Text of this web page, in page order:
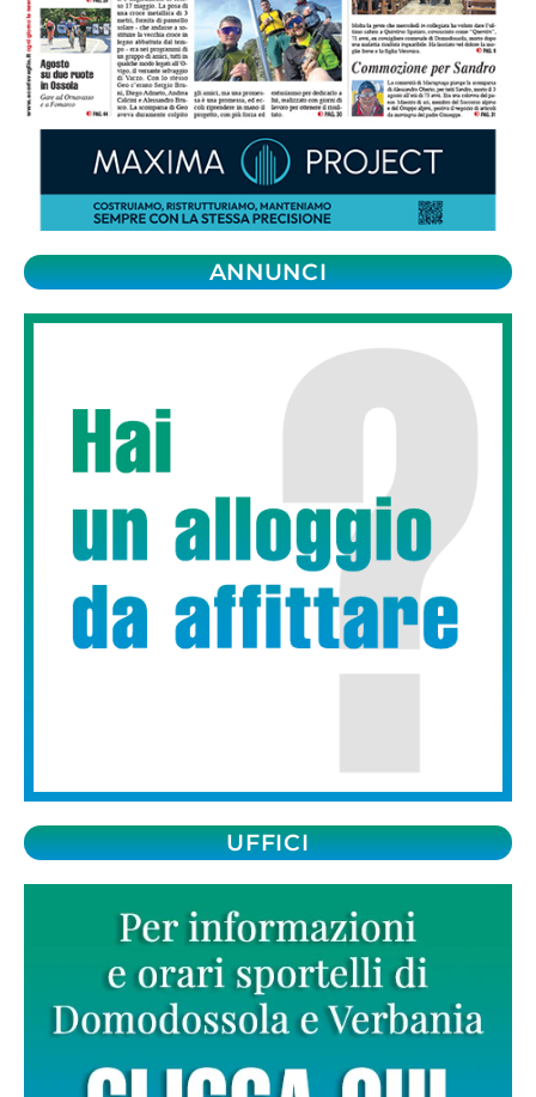
ANNUNCI
UFFICI